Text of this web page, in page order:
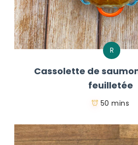
R
Cassolette de
feuilletée
50 mins